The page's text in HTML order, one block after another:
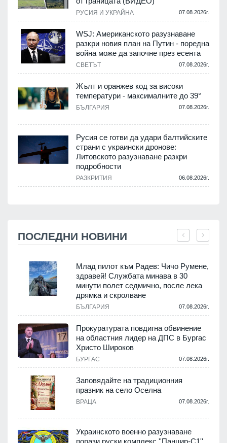
РУСИЯ И УКРАЙНА 07.08.2026г.
WSJ: Американското разузнаване
разкри новия план на Путин - поредна
война може да започне през есента
СВЕТЪТ 07.08.2026г.
Жълт и оранжев код за високи
температури - максималните до 39°
БЪЛГАРИЯ 07.08.2026г.
Русия се готви да удари балтийските
страни с украински дронове:
Литовското разузнаване разкри
подробности
РАЗКРИТИЯ 06.08.2026г.
ПОСЛЕДНИ НОВИНИ
Млад пилот към Радев: Чичо Румене,
здравей! Службата минава в 30
минути полет седмично, после лека
дрямка и скролване
БЪЛГАРИЯ 07.08.2026г.
Прокуратурата повдигна обвинение
на областния лидер на ДПС в Бургас
Христо Широков
БУРГАС 07.08.2026г.
Заповядайте на традиционния
празник на село Оселна
ВРАЦА 07.08.2026г.
Украинското военно разузнаване
порази руски комплекс ''Панцир-С1''